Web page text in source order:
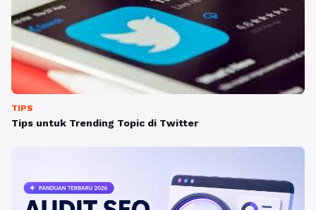
TIPS
Tips untuk Trending Topic di Twitter